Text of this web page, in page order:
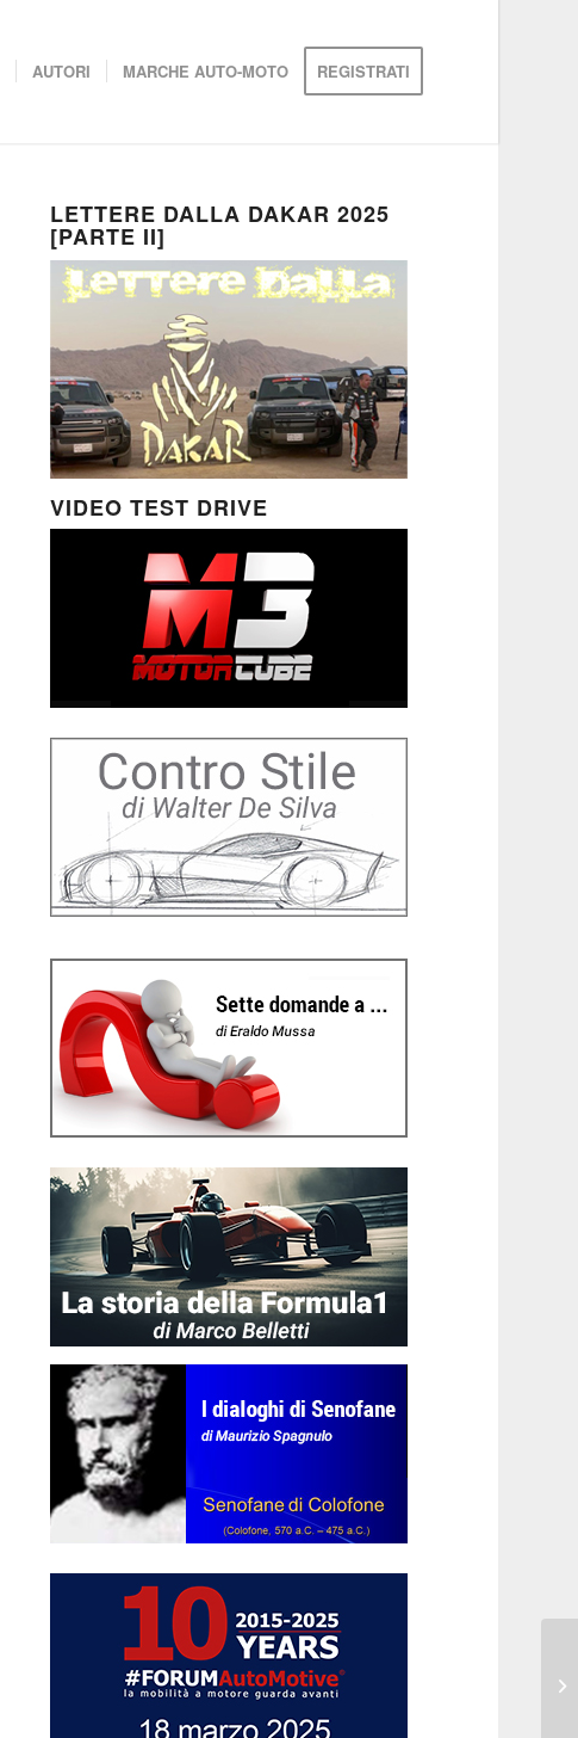
AUTORI MARCHE AUTO-MOTO REGISTRATI
LETTERE DALLA DAKAR 2025
[PARTE II]
VIDEO TEST DRIVE